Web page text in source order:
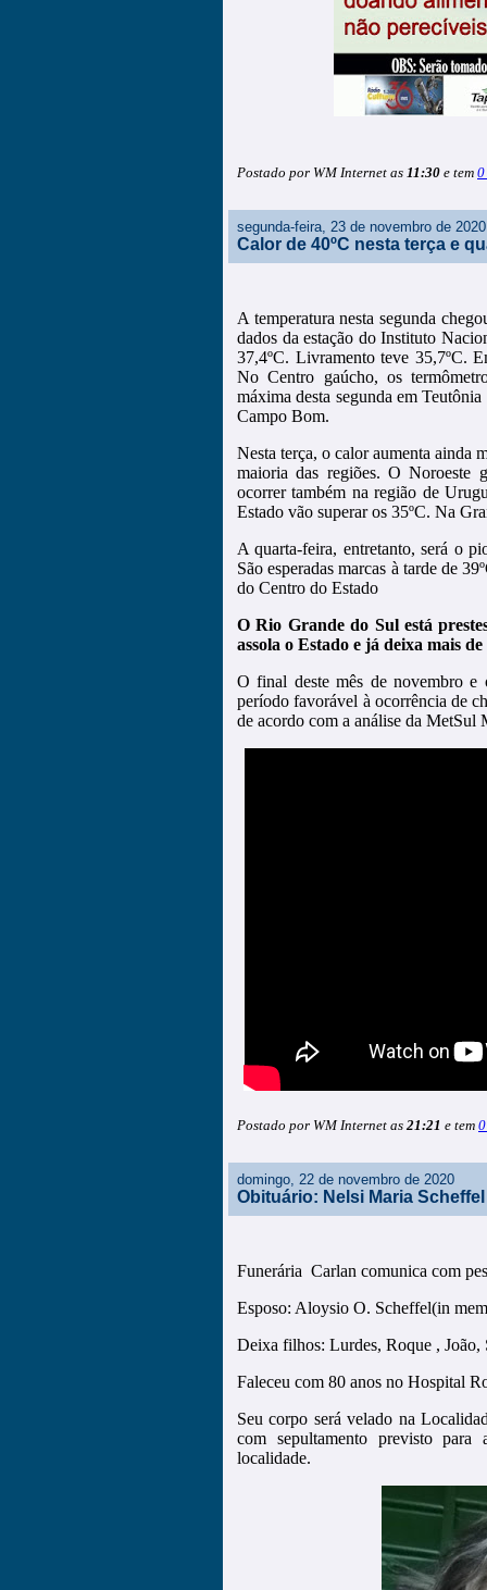
Postado por WM Internet as 11:30 e tem 0
segunda-feira, 23 de novembro de 2020
Calor de 40ºC nesta terça e
A temperatura nesta segunda
dados da estação do Instituto
37,4ºC. Livramento teve 35,7ºC.
No Centro gaúcho, os
máxima desta segunda em
Campo Bom.
Nesta terça, o calor aumenta ainda
maioria das regiões. O Noroeste
ocorrer também na região de
Estado vão superar os 35ºC. Na
A quarta-feira, entretanto, será o
São esperadas marcas à tarde de
do Centro do Estado
O Rio Grande do Sul está
assola o Estado e já deixa mais
O final deste mês de novembro e
período favorável à ocorrência de
de acordo com a análise da
Postado por WM Internet as 21:21 e tem
domingo, 22 de novembro de 2020
Obituário: Nelsi Maria Scheffel
Funerária Carlan comunica com
Esposo: Aloysio O. Scheffel(in
Deixa filhos: Lurdes, Roque , João,
Faleceu com 80 anos no Hospital
Seu corpo será velado na
com sepultamento previsto
localidade.